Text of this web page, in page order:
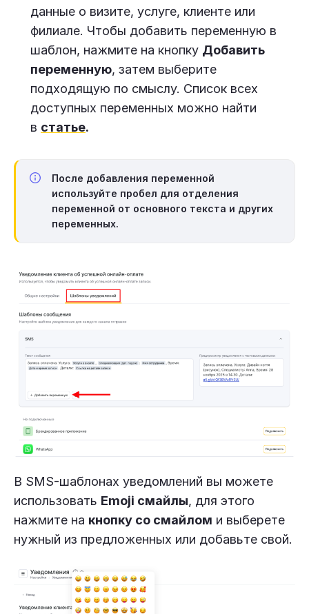
данные о визите, услуге, клиенте или
филиале. Чтобы добавить переменную в
шаблон, нажмите на кнопку Добавить
переменную, затем выберите
подходящую по смыслу. Список всех
доступных переменных можно найти
в статье.
После добавления переменной
используйте пробел для отделения
переменной от основного текста и других
переменных.
В SMS-шаблонах уведомлений вы можете
использовать Emoji смайлы, для этого
нажмите на кнопку со смайлом и выберете
нужный из предложенных или добавьте свой.